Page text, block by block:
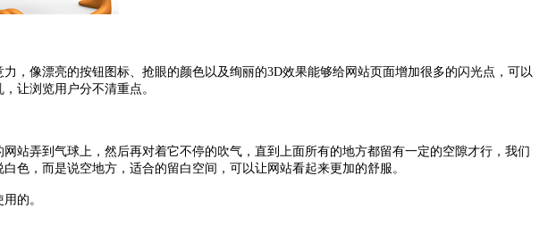
，像漂亮的按钮图标、抢眼的颜色以及绚丽的3D效果能够给网站页面增加很多的闪光点，可以
让浏览用户分不清重点。
站弄到气球上，然后再对着它不停的吹气，直到上面所有的地方都留有一定的空隙才行，我们
色，而是说空地方，适合的留白空间，可以让网站看起来更加的舒服。
的。